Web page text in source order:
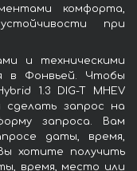
комфорта,
при
и техническими
в Фонвьей. Чтобы
1.3 DIG-T MHEV
сделать запрос на
запроса. Вам
даты, время,
хотите получить
время, место или